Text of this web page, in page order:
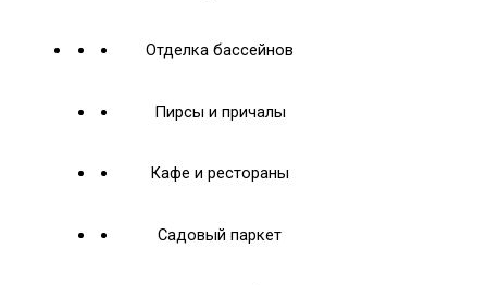
Отделка бассейнов
Пирсы и причалы
Кафе и рестораны
Садовый паркет